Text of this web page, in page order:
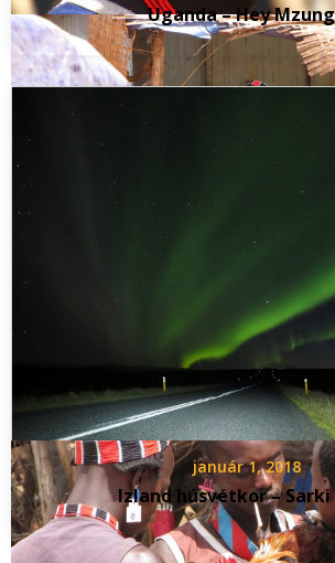
Uganda – Hey
január 1, 2018
Izland húsvétkor –